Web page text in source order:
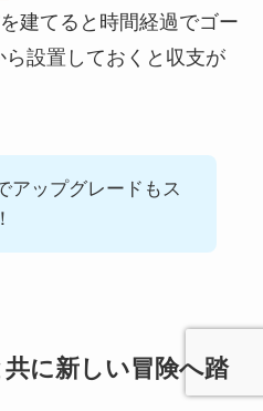
建てると時間経過でゴー
設置しておくと収支が
アップグレードもス
に新しい冒険へ踏